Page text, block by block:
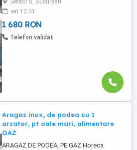
Horeca Bucuresti Din 1994 OFERTA
SPECIALA -Horeca Bucuresti Decembrie
2024 * in limita stocului disponibil Contact
Vanzare- Ofertare : Fix : Contact Fabricatie:
Sector 5, Bucuresti
ieri 12:31
1 680 RON
Telefon validat
Aragaz inox, de podea cu 1
arzator, pt oale mari, alimentare
GAZ
ARAGAZ DE PODEA, PE GAZ Horeca